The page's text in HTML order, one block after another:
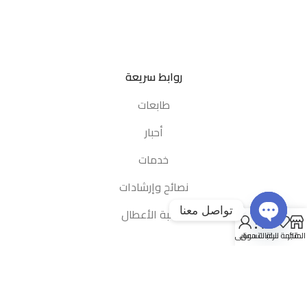
روابط سريعة
طابعات
أحبار
خدمات
نصائح وإرشادات
مكتبة الأعطال
المتجر
قائمة الرغبات
0
سلة التسوق
حسابى
تواصل معنا
Open chaty